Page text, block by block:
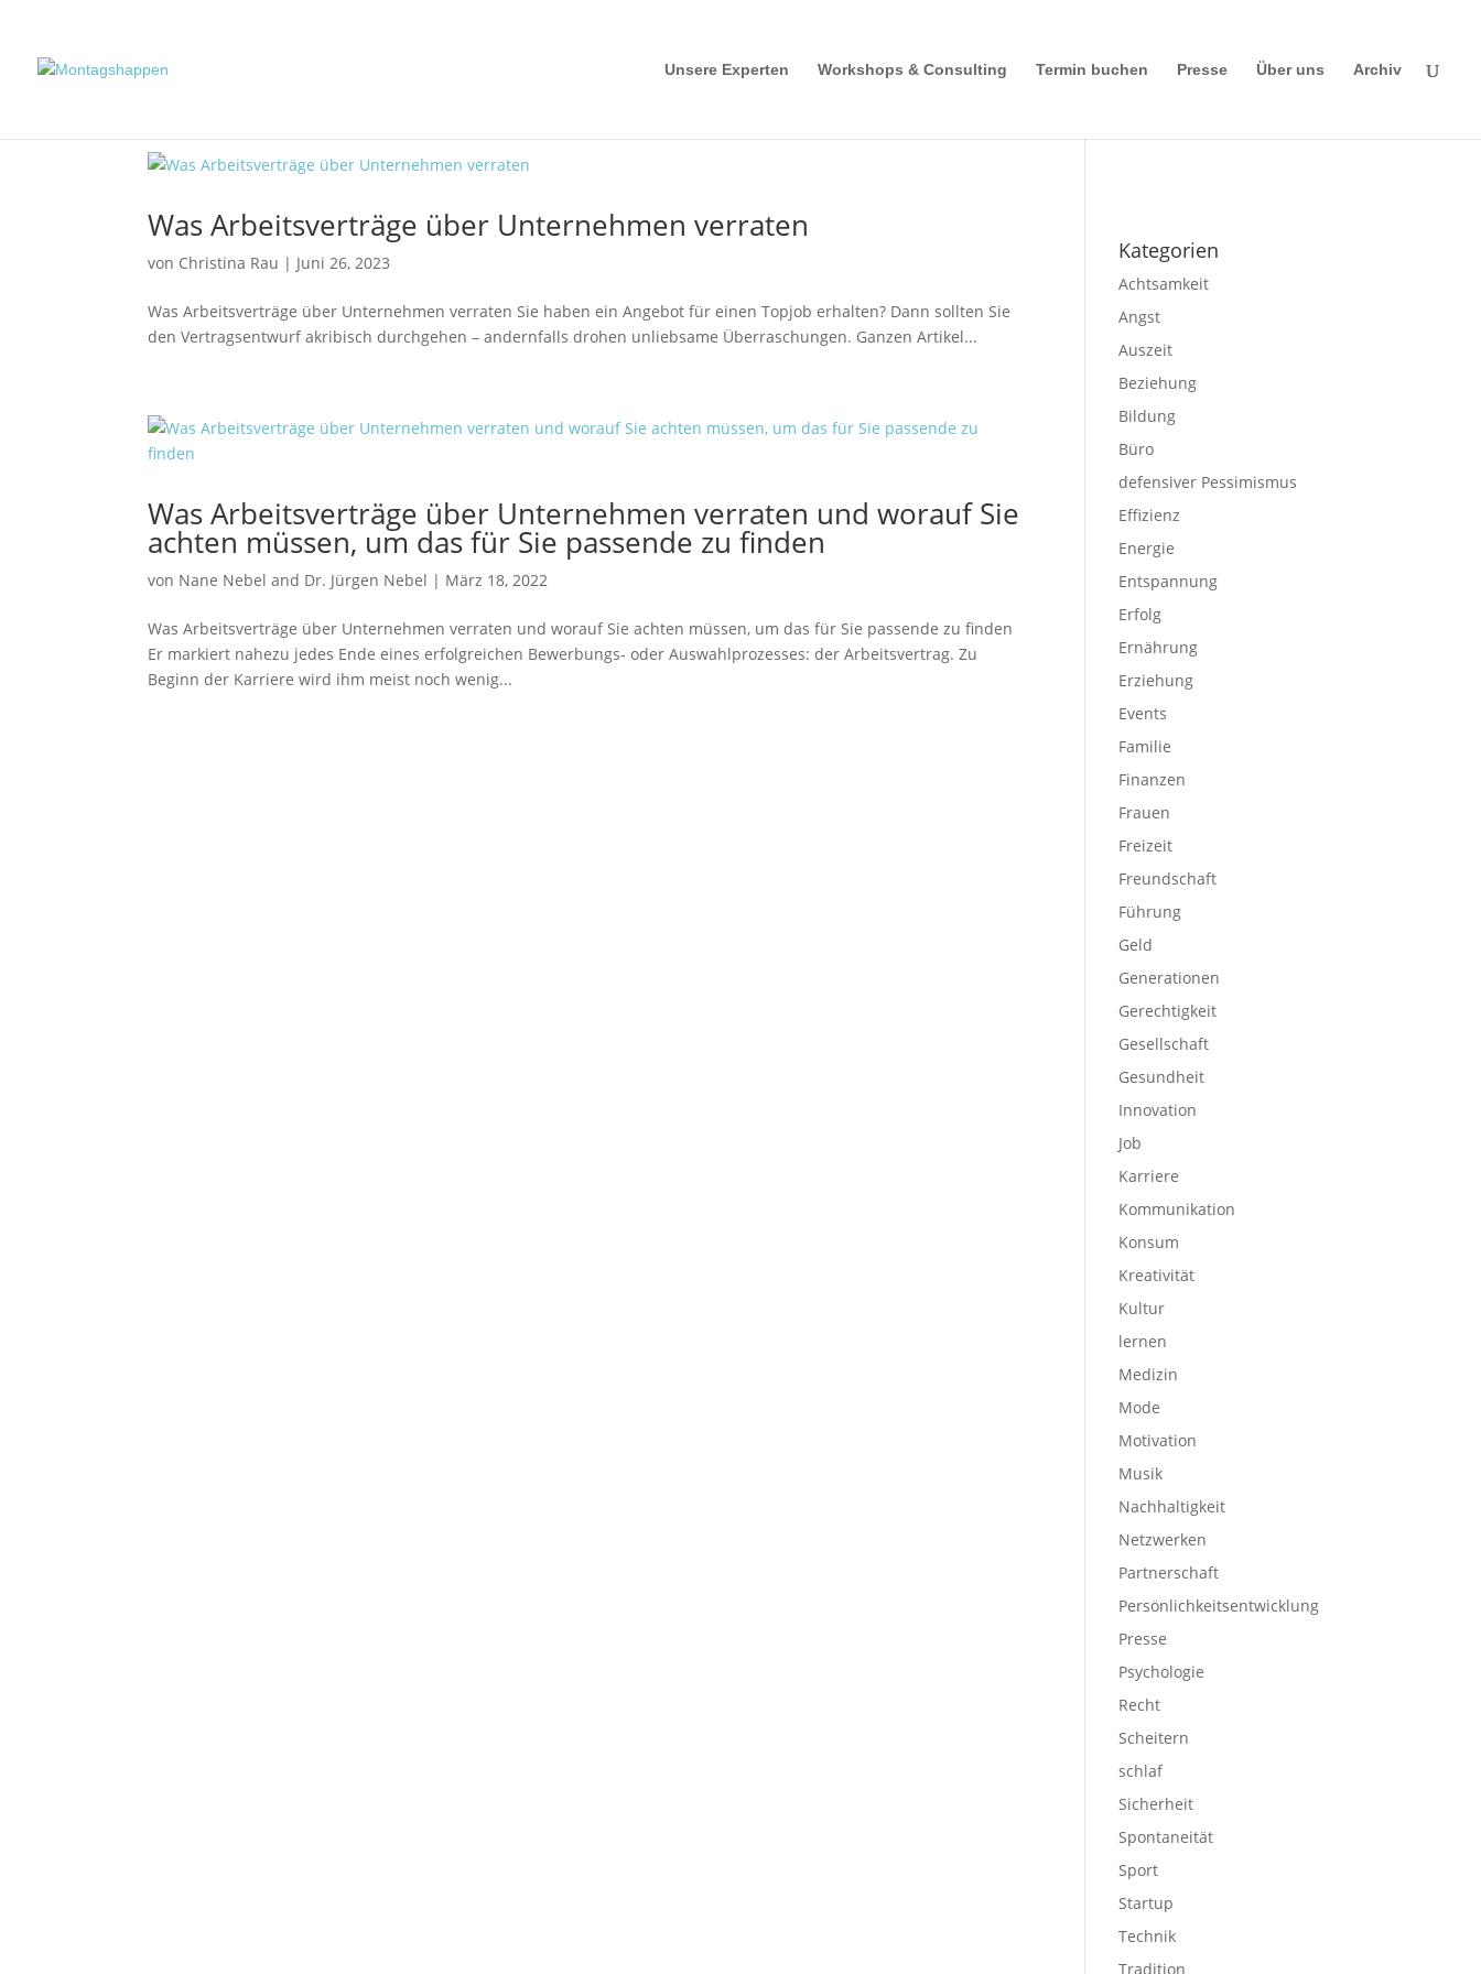
Unsere Experten Workshops & Consulting Termin buchen Presse Über uns Archiv
Was Arbeitsverträge über Unternehmen verraten
von Christina Rau | Juni 26, 2023
Was Arbeitsverträge über Unternehmen verraten Sie haben ein Angebot für einen Topjob erhalten? Dann sollten Sie
den Vertragsentwurf akribisch durchgehen – andernfalls drohen unliebsame Überraschungen. Ganzen Artikel...
Was Arbeitsverträge über Unternehmen verraten und worauf Sie
achten müssen, um das für Sie passende zu finden
von Nane Nebel and Dr. Jürgen Nebel | März 18, 2022
Was Arbeitsverträge über Unternehmen verraten und worauf Sie achten müssen, um das für Sie passende zu finden
Er markiert nahezu jedes Ende eines erfolgreichen Bewerbungs- oder Auswahlprozesses: der Arbeitsvertrag. Zu
Beginn der Karriere wird ihm meist noch wenig...
Kategorien
Achtsamkeit
Angst
Auszeit
Beziehung
Bildung
Büro
defensiver Pessimismus
Effizienz
Energie
Entspannung
Erfolg
Ernährung
Erziehung
Events
Familie
Finanzen
Frauen
Freizeit
Freundschaft
Führung
Geld
Generationen
Gerechtigkeit
Gesellschaft
Gesundheit
Innovation
Job
Karriere
Kommunikation
Konsum
Kreativität
Kultur
lernen
Medizin
Mode
Motivation
Musik
Nachhaltigkeit
Netzwerken
Partnerschaft
Persönlichkeitsentwicklung
Presse
Psychologie
Recht
Scheitern
schlaf
Sicherheit
Spontaneität
Sport
Startup
Technik
Tradition